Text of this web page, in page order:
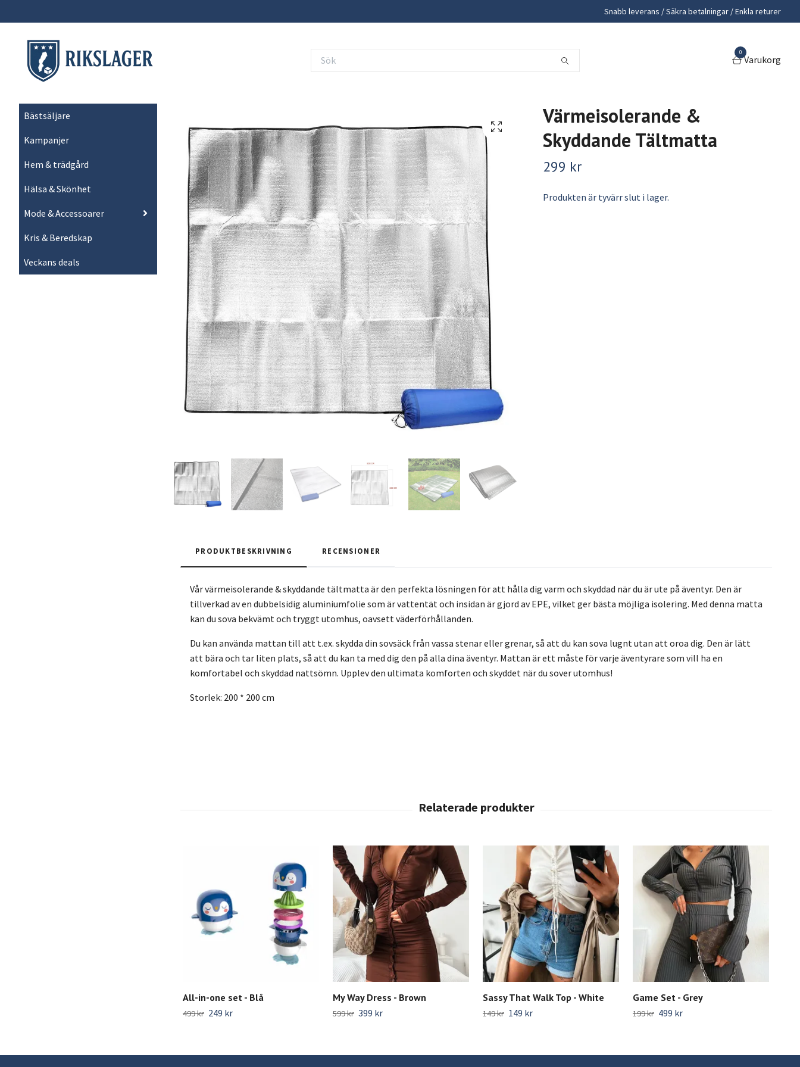
Snabb leverans / Säkra betalningar / Enkla returer
0
Varukorg
Bästsäljare
Kampanjer
Hem & trädgård
Hälsa & Skönhet
Mode & Accessoarer
Kris & Beredskap
Veckans deals
Värmeisolerande &
Skyddande Tältmatta
299 kr
Produkten är tyvärr slut i lager.
PRODUKTBESKRIVNING RECENSIONER
Vår värmeisolerande & skyddande tältmatta är den perfekta lösningen för att hålla dig varm och skyddad när du är ute på äventyr. Den är
tillverkad av en dubbelsidig aluminiumfolie som är vattentät och insidan är gjord av EPE, vilket ger bästa möjliga isolering. Med denna matta
kan du sova bekvämt och tryggt utomhus, oavsett väderförhållanden.
Du kan använda mattan till att t.ex. skydda din sovsäck från vassa stenar eller grenar, så att du kan sova lugnt utan att oroa dig. Den är lätt
att bära och tar liten plats, så att du kan ta med dig den på alla dina äventyr. Mattan är ett måste för varje äventyrare som vill ha en
komfortabel och skyddad nattsömn. Upplev den ultimata komforten och skyddet när du sover utomhus!
Storlek: 200 * 200 cm
All-in-one set - Blå
499 kr 249 kr
My Way Dress - Brown
599 kr 399 kr
Sassy That Walk Top - White
149 kr 149 kr
Game Set - Grey
199 kr 499 kr